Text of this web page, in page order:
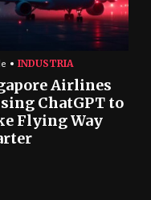
INDUSTRIA
Airlines
ChatGPT to
Flying Way